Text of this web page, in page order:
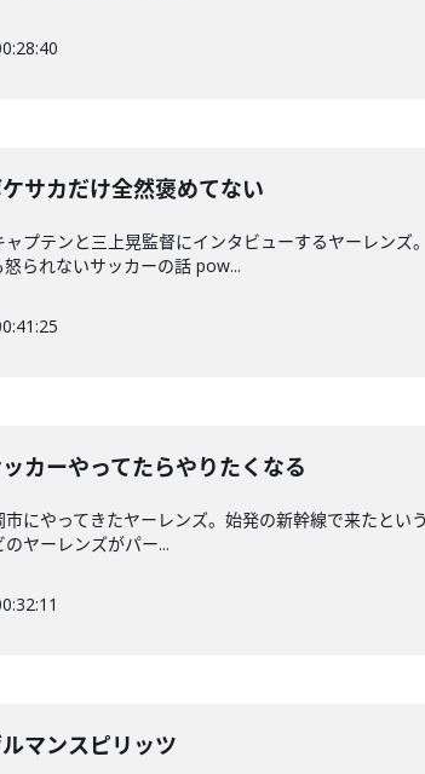
ケサカだけ全然褒めてない
プテンと三上晃監督にインタビューするヤーレン
られないサッカーの話 pow...
ッカーやってたらやりたくなる
にやってきたヤーレンズ。始発の新幹線で来たと
ヤーレンズがパー...
マンスピリッツ